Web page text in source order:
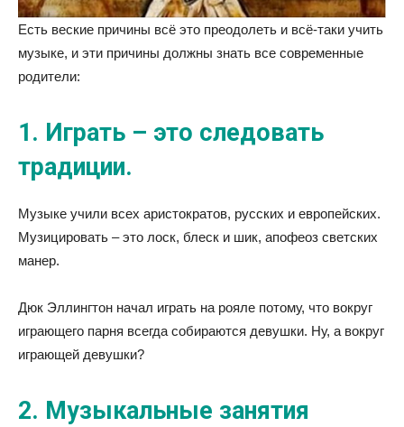
Есть веские причины всё это преодолеть и всё-таки учить
музыке, и эти причины должны знать все современные
родители:
1. Играть – это следовать
традиции.
Музыке учили всех аристократов, русских и европейских.
Музицировать – это лоск, блеск и шик, апофеоз светских
манер.
Дюк Эллингтон начал играть на рояле потому, что вокруг
играющего парня всегда собираются девушки. Ну, а вокруг
играющей девушки?
2. Музыкальные занятия